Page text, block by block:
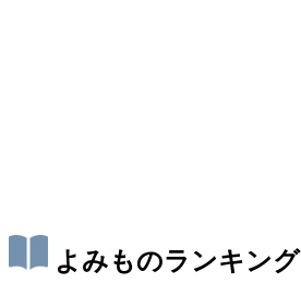
よみものランキング